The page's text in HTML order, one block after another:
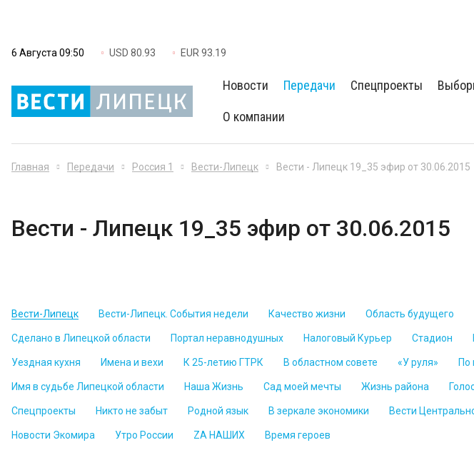
6 Августа 09:50 USD 80.93 EUR 93.19
Новости Передачи Спецпроекты
О компании
Главная Передачи Россия 1 Вести-Липецк Вести - Липецк 19_35 эфир от 30.06.2015
Вести - Липецк 19_35 эфир от 30.06.2015
Вести-Липецк Вести-Липецк. События недели Качество жизни Область будущего
Сделано в Липецкой области Портал неравнодушных Налоговый Курьер Стадион
Уездная кухня Имена и вехи К 25-летию ГТРК В областном совете «У руля» По
Имя в судьбе Липецкой области Наша Жизнь Сад моей мечты Жизнь района
Спецпроекты Никто не забыт Родной язык В зеркале экономики Вести
Новости Экомира Утро России ZА НАШИХ Время героев